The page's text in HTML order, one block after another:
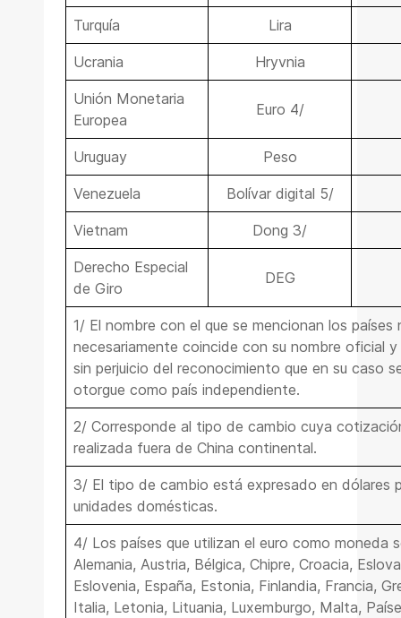
Turquía Lira
Ucrania Hryvnia
Unión Monetaria
Europea
Euro 4/
Uruguay Peso
Venezuela Bolívar digital 5/
Vietnam Dong 3/
Derecho Especial
de Giro
DEG
1/ El nombre con el que se mencionan los países
necesariamente coincide con su nombre oficial
sin perjuicio del reconocimiento que en su caso
otorgue como país independiente.
2/ Corresponde al tipo de cambio cuya
realizada fuera de China continental.
3/ El tipo de cambio está expresado en dólares
unidades domésticas.
4/ Los países que utilizan el euro como moneda
Alemania, Austria, Bélgica, Chipre, Croacia,
Eslovenia, España, Estonia, Finlandia, Francia,
Italia, Letonia, Lituania, Luxemburgo, Malta,